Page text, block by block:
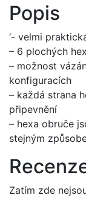
Popis
‘- velmi
– 6 plochých
– možnost
konfiguracích
– každá strana
připevnění
– hexa obruče
stejným
Zatím zde